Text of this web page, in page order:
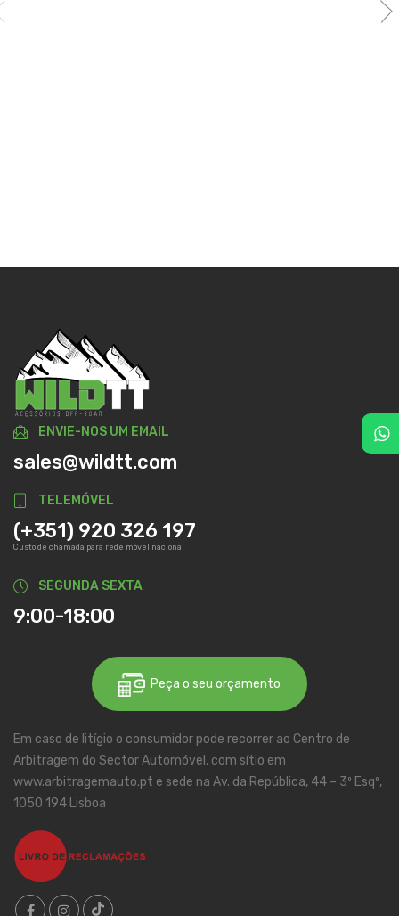
ENVIE-NOS UM EMAIL
sales@wildtt.com
TELEMÓVEL
(+351) 920 326 197
Custo de chamada para rede móvel nacional
SEGUNDA SEXTA
9:00-18:00
Peça o seu orçamento
Em caso de litígio o consumidor pode recorrer ao Centro de
Arbitragem do Sector Automóvel, com sítio em
www.arbitragemauto.pt e sede na Av. da República, 44 – 3º Esqº,
1050 194 Lisboa